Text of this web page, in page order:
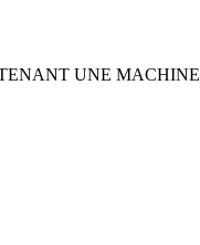
UNE MACHINE